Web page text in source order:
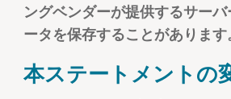
ングベンダーが提供するサー
ータを保存することがあります
本ステートメントの